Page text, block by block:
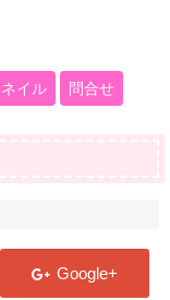
ネイル 問合せ